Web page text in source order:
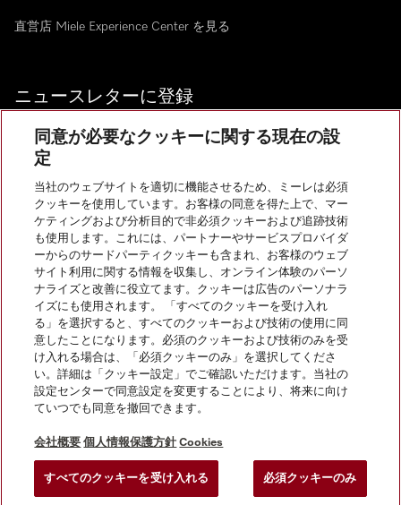
直営店 Miele Experience Center を見る
ニュースレターに登録
お問い合わせ
会社概要
法的通知
個人情報保護方針
クッキー設定
InstagramのMiele
YoutubeのMiele
同意が必要なクッキーに関する現在の設
定
当社のウェブサイトを適切に機能させるため、ミーレは必須
クッキーを使用しています。お客様の同意を得た上で、マー
ケティングおよび分析目的で非必須クッキーおよび追跡技術
も使用します。これには、パートナーやサービスプロバイダ
ーからのサードパーティクッキーも含まれ、お客様のウェブ
サイト利用に関する情報を収集し、オンライン体験のパーソ
ナライズと改善に役立てます。クッキーは広告のパーソナラ
イズにも使用されます。 「すべてのクッキーを受け入れ
る」を選択すると、すべてのクッキーおよび技術の使用に同
意したことになります。必須のクッキーおよび技術のみを受
け入れる場合は、「必須クッキーのみ」を選択してくださ
い。詳細は「クッキー設定」でご確認いただけます。当社の
設定センターで同意設定を変更することにより、将来に向け
ていつでも同意を撤回できます。
会社概要 個人情報保護方針 Cookies
すべてのクッキーを受け入れる 必須クッキーのみ